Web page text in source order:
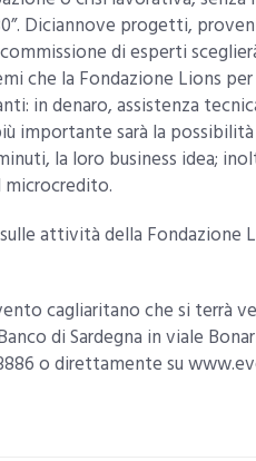
Diciannove progetti,
di esperti
che la Fondazione Lions
in denaro, assistenza
importante sarà la
la loro business idea;
microcredito.
attività della Fondazione
cagliaritano che si terrà
di Sardegna in viale
o direttamente su